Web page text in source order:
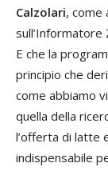
Calzolari, come
E che la
principio che
come abbiamo
quella della
l’offerta di latte
indispensabile